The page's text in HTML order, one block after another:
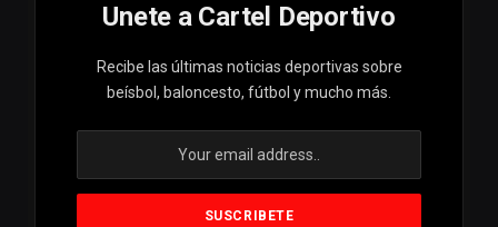
Unete a Cartel Deportivo
Recibe las últimas noticias deportivas sobre
beísbol, baloncesto, fútbol y mucho más.